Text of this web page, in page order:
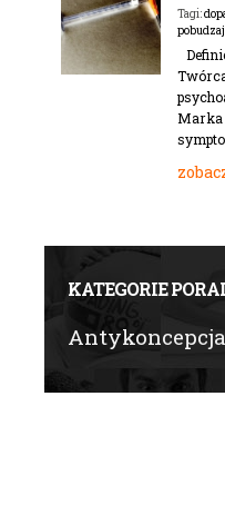
Tagi:
Marka
KATEGORIE
Antykoncepcja